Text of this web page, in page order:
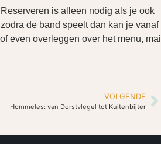
is alleen nodig als je ook
de band speelt dan kan je vanaf
even overleggen over het menu, mail
VOLGENDE
Hommeles: van Dorstvlegel tot Kuitenbijter